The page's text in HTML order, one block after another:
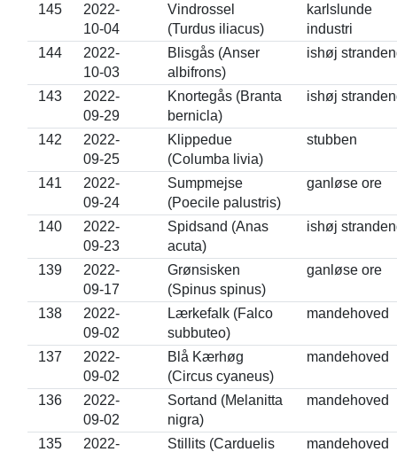
145
2022-
10-04
Vindrossel
(Turdus iliacus)
karlslunde
industri
144
2022-
10-03
Blisgås (Anser
albifrons)
ishøj
143
2022-
09-29
Knortegås (Branta
bernicla)
ishøj
142
2022-
09-25
Klippedue
(Columba livia)
stubben
141
2022-
09-24
Sumpmejse
(Poecile palustris)
ganløse ore
140
2022-
09-23
Spidsand (Anas
acuta)
ishøj
139
2022-
09-17
Grønsisken
(Spinus spinus)
ganløse ore
138
2022-
09-02
Lærkefalk (Falco
subbuteo)
mandehoved
137
2022-
09-02
Blå Kærhøg
(Circus cyaneus)
mandehoved
136
2022-
09-02
Sortand (Melanitta
nigra)
mandehoved
135
2022-
Stillits (Carduelis
mandehoved